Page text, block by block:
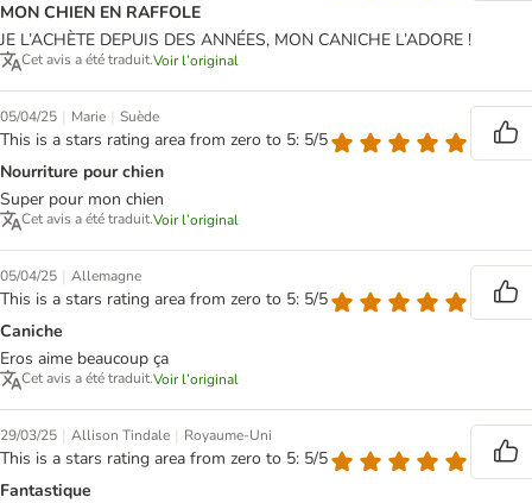
MON CHIEN EN RAFFOLE
JE L’ACHÈTE DEPUIS DES ANNÉES, MON CANICHE L’ADORE !
Cet avis a été traduit.Voir l’original
05/04/25 | Marie | Suède
This is a stars rating area from zero to 5: 5/5
Nourriture pour chien
Super pour mon chien
Cet avis a été traduit.Voir l’original
05/04/25 | Allemagne
This is a stars rating area from zero to 5: 5/5
Caniche
Eros aime beaucoup ça
Cet avis a été traduit.Voir l’original
29/03/25 | Allison Tindale | Royaume-Uni
This is a stars rating area from zero to 5: 5/5
Fantastique